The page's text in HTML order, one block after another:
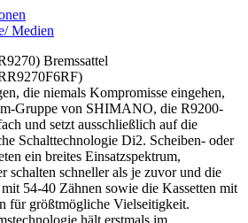
Medien
Bremssattel
die niemals Kompromisse eingehen,
Gruppe von SHIMANO, die R9200-
und setzt ausschließlich auf die
Schalttechnologie Di2. Scheiben- oder
ein breites Einsatzspektrum,
schalten schneller als je zuvor und die
54-40 Zähnen sowie die Kassetten mit
für größtmögliche Vielseitigkeit.
hält erstmals im